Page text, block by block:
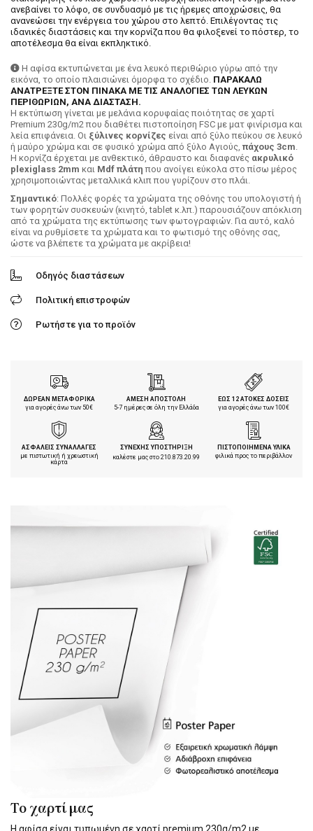
ανεβαίνει το λόφο, σε συνδυασμό με τις ήρεμες αποχρώσεις, θα
ανανεώσει την ενέργεια του χώρου στο λεπτό. Επιλέγοντας τις
ιδανικές διαστάσεις και την κορνίζα που θα φιλοξενεί το πόστερ, το
αποτέλεσμα θα είναι εκπληκτικό.
Η αφίσα εκτυπώνεται με ένα λευκό περιθώριο γύρω από την
εικόνα, το οποίο πλαισιώνει όμορφα το σχέδιο. ΠΑΡΑΚΑΛΩ
ΑΝΑΤΡΕΞΤΕ ΣΤΟΝ ΠΙΝΑΚΑ ΜΕ ΤΙΣ ΑΝΑΛΟΓΙΕΣ ΤΩΝ ΛΕΥΚΩΝ
ΠΕΡΙΘΩΡΙΩΝ, ΑΝΑ ΔΙΑΣΤΑΣΗ.
H εκτύπωση γίνεται με μελάνια κορυφαίας ποιότητας σε χαρτί
Premium 230g/m2 που διαθέτει πιστοποίηση FSC με ματ φινίρισμα και
λεία επιφάνεια. Οι ξύλινες κορνίζες είναι από ξύλο πεύκου σε λευκό
ή μαύρο χρώμα και σε φυσικό χρώμα από ξύλο Αγιούς, πάχους 3cm.
Η κορνίζα έρχεται με ανθεκτικό, άθραυστο και διαφανές ακρυλικό
plexiglass 2mm και Mdf πλάτη που ανοίγει εύκολα στο πίσω μέρος
χρησιμοποιώντας μεταλλικά κλιπ που γυρίζουν στο πλάι.
Σημαντικό: Πολλές φορές τα χρώματα της οθόνης του υπολογιστή ή
των φορητών συσκευών (κινητό, tablet κ.λπ.) παρουσιάζουν απόκλιση
από τα χρώματα της εκτύπωσης των φωτογραφιών. Για αυτό, καλό
είναι να ρυθμίσετε τα χρώματα και το φωτισμό της οθόνης σας,
ώστε να βλέπετε τα χρώματα με ακρίβεια!
Οδηγός διαστάσεων
Πολιτική επιστροφών
Ρωτήστε για το προϊόν
ΔΩΡΕΑΝ ΜΕΤΑΦΟΡΙΚΑ
για αγορές άνω των 50€
ΑΜΕΣΗ ΑΠΟΣΤΟΛΗ
5-7 ημέρες σε όλη την Ελλάδα
ΕΩΣ 12 ΑΤΟΚΕΣ ΔΟΣΕΙΣ
για αγορές άνω των 100€
ΑΣΦΑΛΕΙΣ ΣΥΝΑΛΛΑΓΕΣ
με πιστωτική ή χρεωστική
κάρτα
ΣΥΝΕΧΗΣ ΥΠΟΣΤΗΡΙΞΗ
καλέστε μας στο210.873.20.99
ΠΙΣΤΟΠΟΙΗΜΕΝΑ ΥΛΙΚΑ
φιλικά προς το περιβάλλον
Το χαρτί μας